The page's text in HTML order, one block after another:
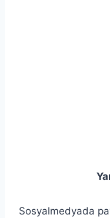
Yanığa
Sosyalmedyada